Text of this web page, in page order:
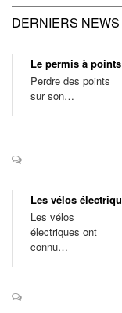
DERNIERS NEWS
Le permis à points
Perdre des points
sur son…
Les vélos
Les vélos
électriques ont
connu…